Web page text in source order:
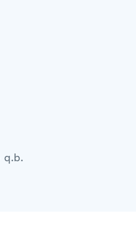
q.b.